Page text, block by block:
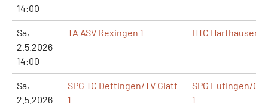
14:00
Sa,
2.5.2026
14:00
TA ASV Rexingen 1 HTC Harthausen
Sa,
2.5.2026
SPG TC Dettingen/TV Glatt
1
SPG Eutingen/
1